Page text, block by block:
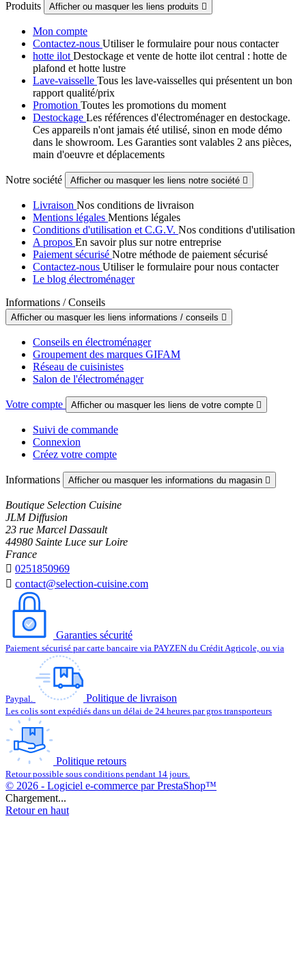
Produits Afficher ou masquer les liens produits 
Mon compte
Contactez-nous Utiliser le formulaire pour nous contacter
hotte ilot Destockage et vente de hotte ilot central : hotte de
plafond et hotte lustre
Lave-vaisselle Tous les lave-vaisselles qui présentent un bon
rapport qualité/prix
Promotion Toutes les promotions du moment
Destockage Les références d'électroménager en destockage.
Ces appareils n'ont jamais été utilisé, sinon en mode démo
dans le showroom. Les Garanties sont valables 2 ans pièces,
main d'oeuvre et déplacements
Notre société Afficher ou masquer les liens notre société 
Livraison Nos conditions de livraison
Mentions légales Mentions légales
Conditions d'utilisation et C.G.V. Nos conditions d'utilisation
A propos En savoir plus sur notre entreprise
Paiement sécurisé Notre méthode de paiement sécurisé
Contactez-nous Utiliser le formulaire pour nous contacter
Le blog électroménager
Informations / Conseils
Afficher ou masquer les liens informations / conseils 
Conseils en électroménager
Groupement des marques GIFAM
Réseau de cuisinistes
Salon de l'électroménager
Votre compte Afficher ou masquer les liens de votre compte 
Suivi de commande
Connexion
Créez votre compte
Informations Afficher ou masquer les informations du magasin 
Boutique Selection Cuisine
JLM Diffusion
23 rue Marcel Dassault
44980 Sainte Luce sur Loire
France
 0251850969
 contact@selection-cuisine.com
Garanties sécurité
Paiement sécurisé par carte bancaire via PAYZEN du Crédit Agricole, ou via
Paypal. Politique de livraison
Les colis sont expédiés dans un délai de 24 heures par gros transporteurs
Politique retours
Retour possible sous conditions pendant 14 jours.
© 2026 - Logiciel e-commerce par PrestaShop™
Chargement...
Retour en haut